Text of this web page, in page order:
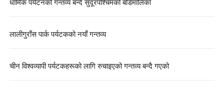
धार्मिक पर्यटनको गन्तव्य बन्दै सुदूरपश्चिमको बडिमालिका
लालीगुराँस पार्क पर्यटकको नयाँ गन्तव्य
चीन विश्वव्यापी पर्यटकहरूको लागि रुचाइएको गन्तव्य बन्दै गएको